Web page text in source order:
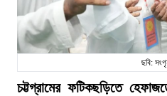
ছবি:
চট্টগ্রামের ফটিকছড়িতে